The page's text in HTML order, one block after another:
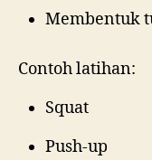
Membentuk
Contoh latihan:
Squat
Push-up